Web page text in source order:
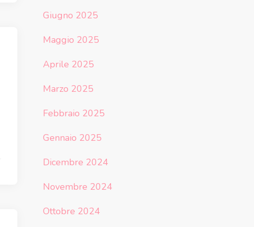
Giugno 2025
Maggio 2025
Aprile 2025
Marzo 2025
Febbraio 2025
Gennaio 2025
Dicembre 2024
Novembre 2024
Ottobre 2024